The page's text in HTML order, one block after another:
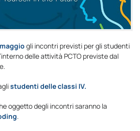
maggio gli incontri previsti per gli studenti
delle attività PCTO previste dal
studenti delle classi IV.
oggetto degli incontri saranno la
.